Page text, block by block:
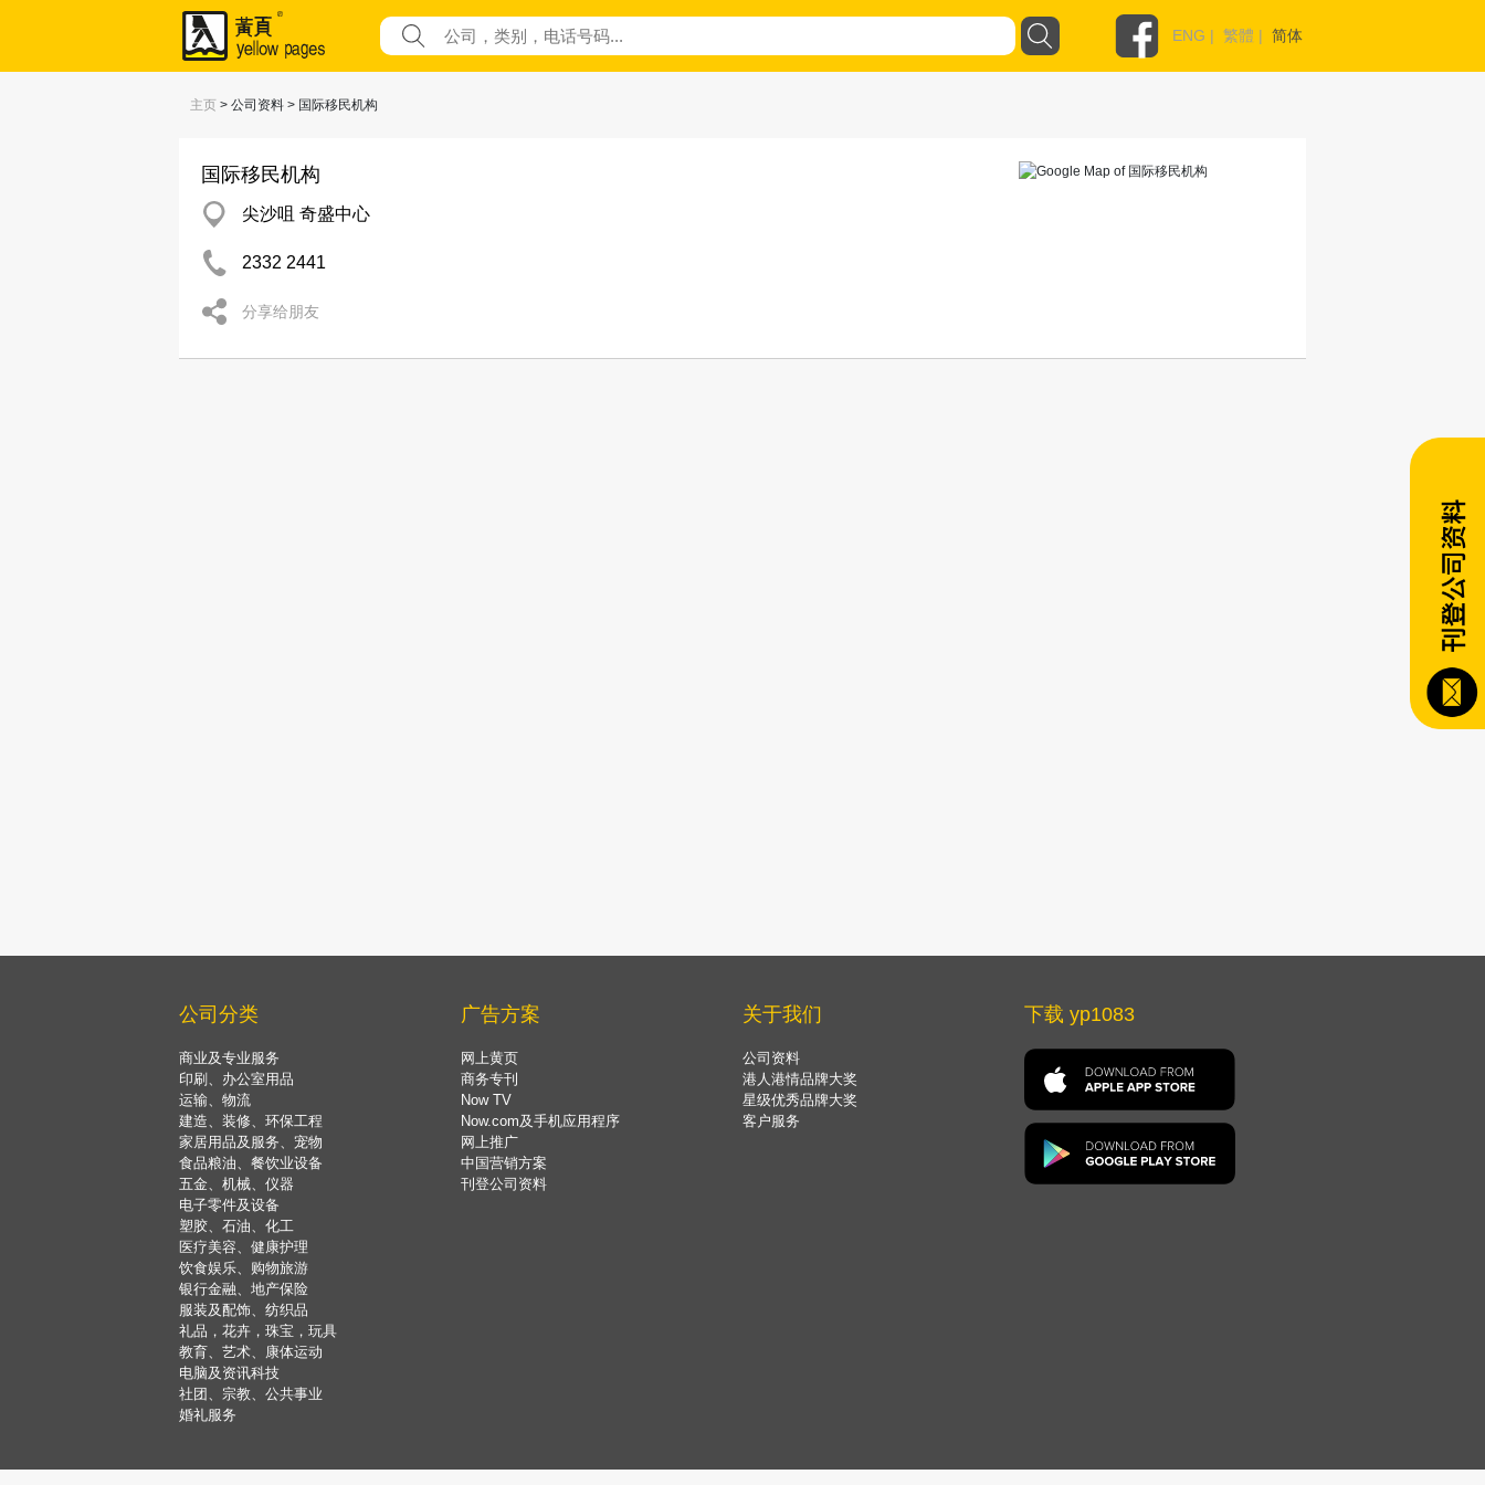
ENG | 繁體 | 简体
主页 > 公司资料 > 国际移民机构
国际移民机构
尖沙咀 奇盛中心
2332 2441
分享给朋友
公司分类
商业及专业服务
印刷、办公室用品
运输、物流
建造、装修、环保工程
家居用品及服务、宠物
食品粮油、餐饮业设备
五金、机械、仪器
电子零件及设备
塑胶、石油、化工
医疗美容、健康护理
饮食娱乐、购物旅游
银行金融、地产保险
服装及配饰、纺织品
礼品，花卉，珠宝，玩具
教育、艺术、康体运动
电脑及资讯科技
社团、宗教、公共事业
婚礼服务
广告方案
网上黄页
商务专刊
Now TV
Now.com及手机应用程序
网上推广
中国营销方案
刊登公司资料
关于我们
公司资料
港人港情品牌大奖
星级优秀品牌大奖
客户服务
下载 yp1083